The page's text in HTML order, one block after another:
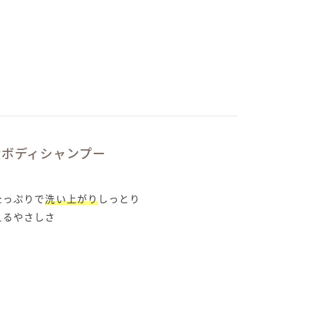
ディシャンプー
っぷりで洗い上がりしっとり
やさしさ